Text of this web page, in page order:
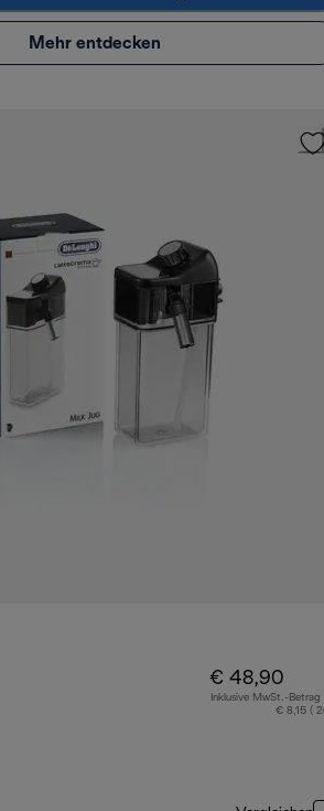
Mehr entdecken
€ 48,90
Inklusive MwSt.-Betrag
€ 8,15 (